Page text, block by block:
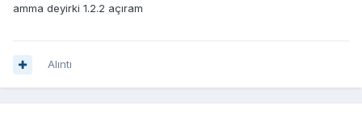
amma deyirki 1.2.2 açıram
Alıntı